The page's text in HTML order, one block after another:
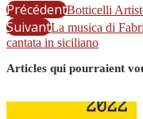
PrécédentBotticelli
SuivantLa musica di
cantata in siciliano
Articles qui pourraient